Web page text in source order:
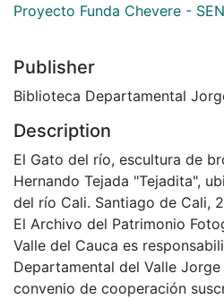
Proyecto Funda Chevere -
Publisher
Biblioteca Departamental
Description
El Gato del río, escultura de
Hernando Tejada "Tejadita",
del río Cali. Santiago de Cali,
El Archivo del Patrimonio
Valle del Cauca es
Departamental del Valle
convenio de cooperación